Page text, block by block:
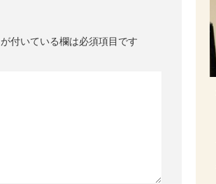
が付いている欄は必須項目です